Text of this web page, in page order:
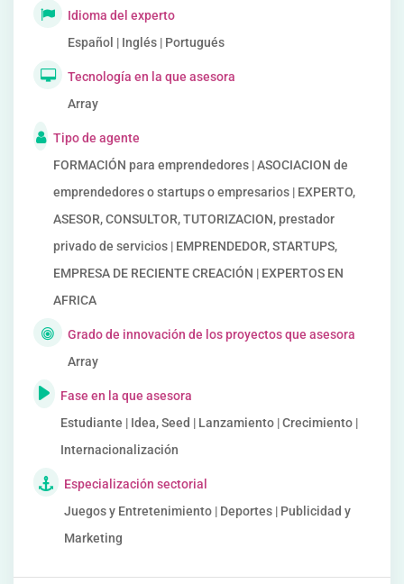
Idioma del experto
Español | Inglés | Portugués
Tecnología en la que asesora
Array
Tipo de agente
FORMACIÓN para emprendedores | ASOCIACION de
emprendedores o startups o empresarios | EXPERTO,
ASESOR, CONSULTOR, TUTORIZACION, prestador
privado de servicios | EMPRENDEDOR, STARTUPS,
EMPRESA DE RECIENTE CREACIÓN | EXPERTOS EN
AFRICA
Grado de innovación de los proyectos que asesora
Array
Fase en la que asesora
Estudiante | Idea, Seed | Lanzamiento | Crecimiento |
Internacionalización
Especialización sectorial
Juegos y Entretenimiento | Deportes | Publicidad y
Marketing